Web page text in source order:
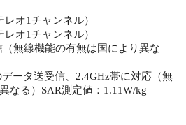
オ1チャンネル）
オ1チャンネル）
（無線機能の有無は国により異な
データ送受信、2.4GHz帯に対応（無
なる）SAR測定値：1.11W/kg